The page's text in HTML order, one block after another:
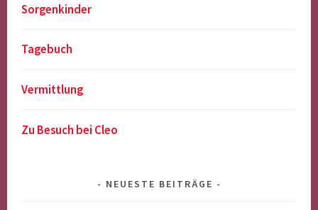
Sorgenkinder
Tagebuch
Vermittlung
Zu Besuch bei Cleo
NEUESTE BEITRÄGE